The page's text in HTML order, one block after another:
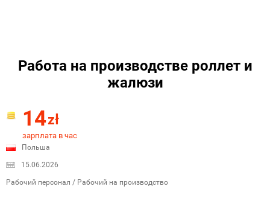
Работа на производстве роллет и
жалюзи
14zł
зарплата в час
Польша
15.06.2026
Рабочий персонал / Рабочий на производство